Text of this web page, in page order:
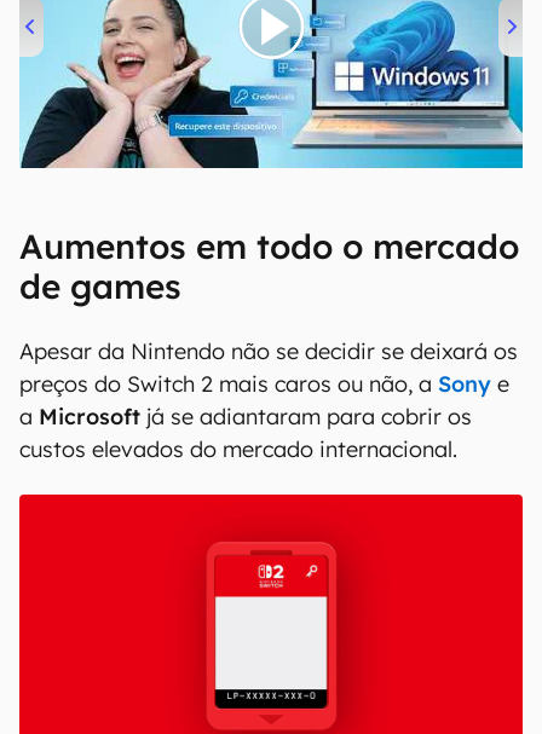
00:00 04:52
Aumentos em todo o mercado
de games
Apesar da Nintendo não se decidir se deixará os
preços do Switch 2 mais caros ou não, a Sony e
a Microsoft já se adiantaram para cobrir os
custos elevados do mercado internacional.